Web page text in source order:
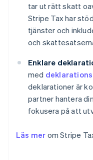
tar ut rätt skatt
Stripe Tax har
tjänster och
och
Enklare
med
deklarationer är
partner hantera
fokusera på att
Läs mer om Stripe